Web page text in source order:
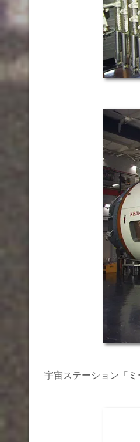
宇宙ステーション「ミ